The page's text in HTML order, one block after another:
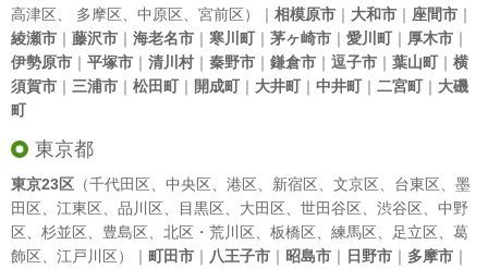
高津区
多摩区 中原区 宮前区）｜ 相模原市 ｜ 大和市 ｜ 座間市 ｜
綾瀬市 ｜ 藤沢市 ｜ 海老名市 ｜ 寒川町｜ 茅ヶ崎市 ｜ 愛川町｜ 厚木市 ｜
伊勢原市 ｜ 平塚市 ｜ 清川村｜ 秦野市 ｜ 鎌倉市 ｜ 逗子市 ｜ 葉山町｜ 横
須賀市 ｜ 三浦市 ｜ 松田町｜ 開成町｜ 大井町｜ 中井町｜ 二宮町｜ 大磯
町
東京都
東京23区 （千代田区 中央区 港区 新宿区 文京区 台東区
墨
田区
江東区 品川区 目黒区 大田区 世田谷区 渋谷区
中野
区
杉並区 豊島区 北区 ・ 荒川区 板橋区 練馬区 足立区
葛
飾区
江戸川区）｜ 町田市 ｜ 八王子市 ｜ 昭島市 ｜ 日野市 ｜ 多摩市 ｜